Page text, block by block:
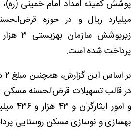
میلیارد ریال و در حوزه
پرداخت شده است.
در قالب تسهیلات قرض‌الحسنه مسکن
و امور
بهسازی و نوسازی مسکن روستایی